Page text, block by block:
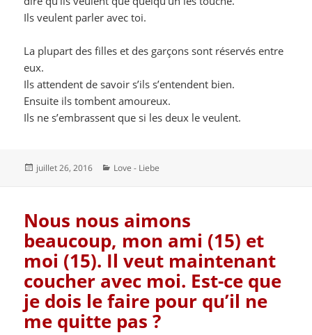
Ils veulent parler avec toi.
La plupart des filles et des garçons sont réservés entre
eux.
Ils attendent de savoir s’ils s’entendent bien.
Ensuite ils tombent amoureux.
Ils ne s’embrassent que si les deux le veulent.
Publié
juillet 26, 2016 Catégories
Love - Liebe
Nous nous aimons
beaucoup, mon ami (15) et
moi (15). Il veut maintenant
coucher avec moi. Est-ce que
je dois le faire pour qu’il ne
me quitte pas ?